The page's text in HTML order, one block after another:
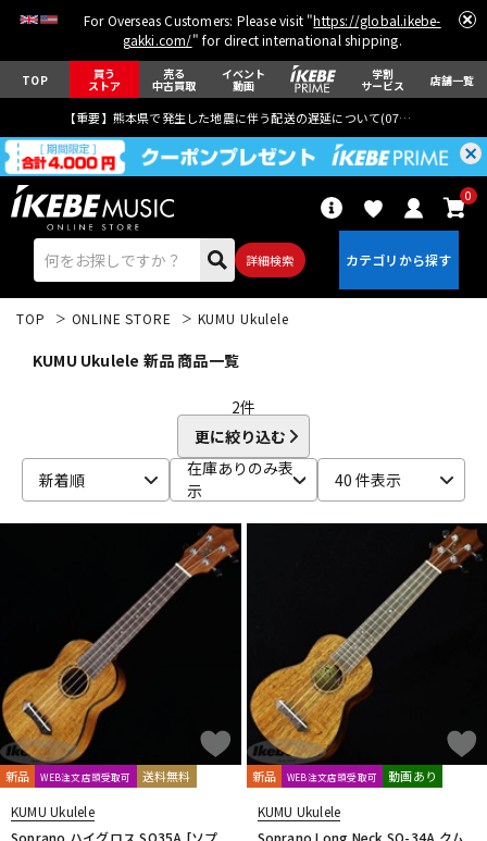
For Overseas Customers: Please visit "https://global.ikebe-
gakki.com/" for direct international shipping.
TOP 買う
ストア
売る
中古買取
イベント
動画
学割
サービス 店舗一覧
【重要】熊本県で発生した地震に伴う配送の遅延について(07月29日
詳細検索
0
ベース ウクレレ
パーカッション
キーボード 電子ピアノ
その他楽器
アンプ エフェクター
TOP ONLINE STORE KUMU Ukulele
KUMU Ukulele 新品 商品一覧
2件
更に絞り込む
新着順
在庫ありのみ表
示
40 件表示
新品 WEB注文店頭受取可 送料無料
KUMU Ukulele
Soprano ハイグロス SQ35A [ソプ
新品 WEB注文店頭受取可 動画あり
KUMU Ukulele
Soprano Long Neck SQ-34A クム